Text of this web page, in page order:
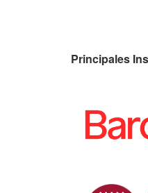
Principales